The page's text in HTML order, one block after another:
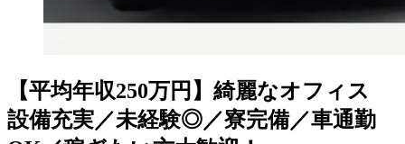
【平均年収250万円】綺麗なオフィス
設備充実／未経験◎／寮完備／車通勤